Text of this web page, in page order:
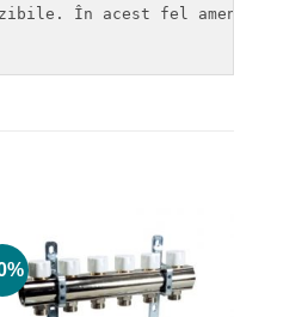
În acest fel